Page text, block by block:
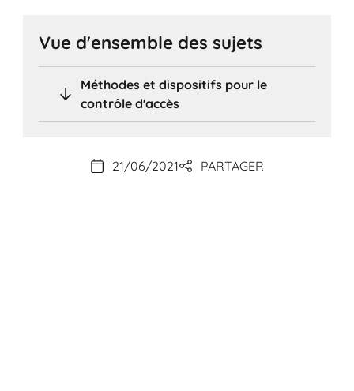
Vue d'ensemble des sujets
Méthodes et dispositifs pour le
contrôle d'accès
21/06/2021 PARTAGER